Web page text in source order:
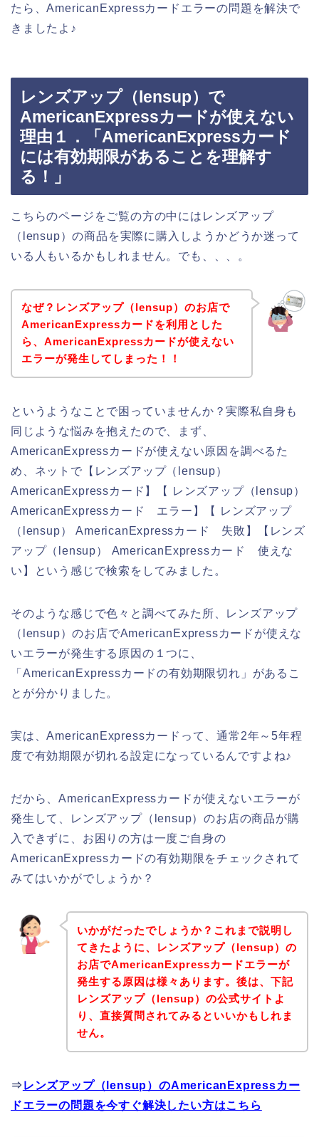
たら、AmericanExpressカードエラーの問題を解決で
きましたよ♪
レンズアップ（lensup）で
AmericanExpressカードが使えない
理由１．「AmericanExpressカード
には有効期限があることを理解す
る！」
こちらのページをご覧の方の中にはレンズアップ
（lensup）の商品を実際に購入しようかどうか迷って
いる人もいるかもしれません。でも、、、。
なぜ？レンズアップ（lensup）のお店で
AmericanExpressカードを利用とした
ら、AmericanExpressカードが使えない
エラーが発生してしまった！！
というようなことで困っていませんか？実際私自身も
同じような悩みを抱えたので、まず、
AmericanExpressカードが使えない原因を調べるた
め、ネットで【レンズアップ（lensup）
AmericanExpressカード】【 レンズアップ（lensup）
AmericanExpressカード エラー】【 レンズアップ
（lensup） AmericanExpressカード 失敗】【レンズ
アップ（lensup） AmericanExpressカード 使えな
い】という感じで検索をしてみました。
そのような感じで色々と調べてみた所、レンズアップ
（lensup）のお店でAmericanExpressカードが使えな
いエラーが発生する原因の１つに、
「AmericanExpressカードの有効期限切れ」があるこ
とが分かりました。
実は、AmericanExpressカードって、通常2年～5年程
度で有効期限が切れる設定になっているんですよね♪
だから、AmericanExpressカードが使えないエラーが
発生して、レンズアップ（lensup）のお店の商品が購
入できずに、お困りの方は一度ご自身の
AmericanExpressカードの有効期限をチェックされて
みてはいかがでしょうか？
いかがだったでしょうか？これまで説明し
てきたように、レンズアップ（lensup）の
お店でAmericanExpressカードエラーが
発生する原因は様々あります。後は、下記
レンズアップ（lensup）の公式サイトよ
り、直接質問されてみるといいかもしれま
せん。
⇒ レンズアップ（lensup）のAmericanExpressカー
ドエラーの問題を今すぐ解決したい方はこちら